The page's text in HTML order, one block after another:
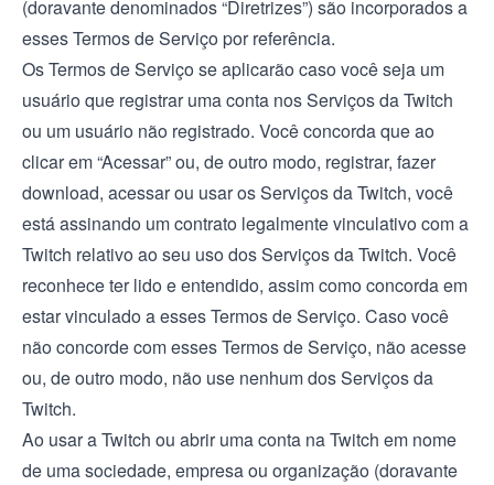
(doravante denominados “Diretrizes”) são incorporados a
esses Termos de Serviço por referência.
Os Termos de Serviço se aplicarão caso você seja um
usuário que registrar uma conta nos Serviços da Twitch
ou um usuário não registrado. Você concorda que ao
clicar em “Acessar” ou, de outro modo, registrar, fazer
download, acessar ou usar os Serviços da Twitch, você
está assinando um contrato legalmente vinculativo com a
Twitch relativo ao seu uso dos Serviços da Twitch. Você
reconhece ter lido e entendido, assim como concorda em
estar vinculado a esses Termos de Serviço. Caso você
não concorde com esses Termos de Serviço, não acesse
ou, de outro modo, não use nenhum dos Serviços da
Twitch.
Ao usar a Twitch ou abrir uma conta na Twitch em nome
de uma sociedade, empresa ou organização (doravante